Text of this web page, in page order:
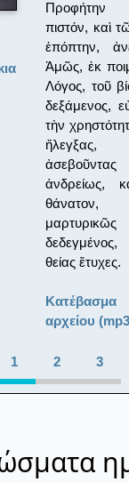
πιστόν, καὶ
ἐπόπτην,
Ἀμῶς, ἐκ
Λόγος, τοῦ
δεξάμενος,
τὴν
ἤλεγξας,
ἀσεβοῦντας
ἀνδρείως,
θάνατον,
μαρτυρικῶς
θείας ἔτυχες.
Κατέβασμα
αρχείου
1 2 3